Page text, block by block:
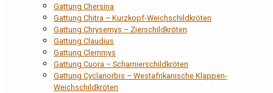
Gattung Chersina
Gattung Chitra – Kurzkopf-Weichschildkröten
Gattung Chrysemys – Zierschildkröten
Gattung Claudius
Gattung Clemmys
Gattung Cuora – Scharnierschildkröten
Gattung Cyclanorbis – Westafrikanische Klappen-
Weichschildkröten